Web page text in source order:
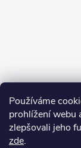
Používáme
prohlížení webu
zlepšovali jeho
zde.